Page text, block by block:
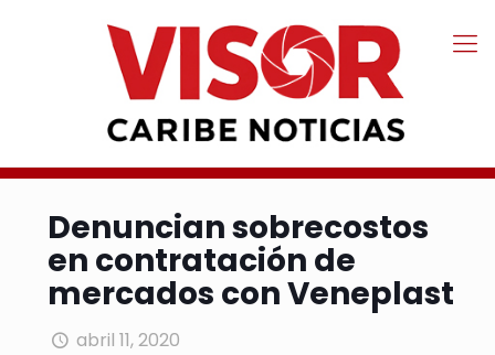
Denuncian sobrecostos
en contratación de
mercados con Veneplast
abril 11, 2020